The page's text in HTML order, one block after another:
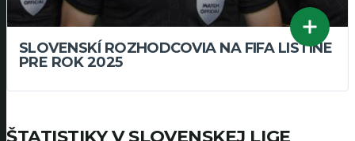
SLOVENSKÍ ROZHODCOVIA NA FIFA LISTINE
PRE ROK 2025